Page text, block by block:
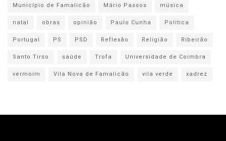
Município de Famalicão
Mário Passos
música
natal
obras opinião Paulo Cunha
Politica
Portugal
PS PSD Reflexão Religião
Ribeirão
Santo Tirso
saúde Trofa
Universidade de Coimbra
vermoim
Vila Nova de Famalicão vila verde xadrez